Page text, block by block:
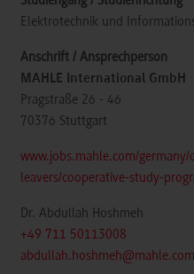
Elektrotechnik und
MAHLE International GmbH
Pragstraße 26 - 46
70376 Stuttgart
www.jobs.mahle.com/
leavers/cooperative-study-
Dr. Abdullah Hoshmeh
+49 711 50113008
abdullah.hoshmeh@mahle.com